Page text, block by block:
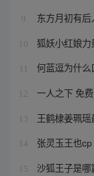
9 东方月初有后
10 狐妖小红娘力
何蓝逗为什么
12 一人之下 免费
13 王鹤棣姜珮
14 张灵玉王也cp
15 沙狐王子是